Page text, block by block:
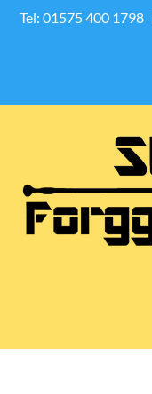
Tel: 01575 400 1798